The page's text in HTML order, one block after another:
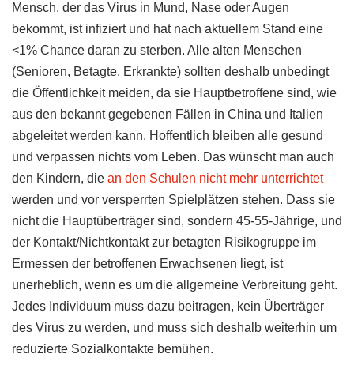
Mensch, der das Virus in Mund, Nase oder Augen
bekommt, ist infiziert und hat nach aktuellem Stand eine
<1% Chance daran zu sterben. Alle alten Menschen
(Senioren, Betagte, Erkrankte) sollten deshalb unbedingt
die Öffentlichkeit meiden, da sie Hauptbetroffene sind, wie
aus den bekannt gegebenen Fällen in China und Italien
abgeleitet werden kann. Hoffentlich bleiben alle gesund
und verpassen nichts vom Leben. Das wünscht man auch
den Kindern, die an den Schulen nicht mehr unterrichtet
werden und vor versperrten Spielplätzen stehen. Dass sie
nicht die Hauptüberträger sind, sondern 45-55-Jährige, und
der Kontakt/Nichtkontakt zur betagten Risikogruppe im
Ermessen der betroffenen Erwachsenen liegt, ist
unerheblich, wenn es um die allgemeine Verbreitung geht.
Jedes Individuum muss dazu beitragen, kein Überträger
des Virus zu werden, und muss sich deshalb weiterhin um
reduzierte Sozialkontakte bemühen.